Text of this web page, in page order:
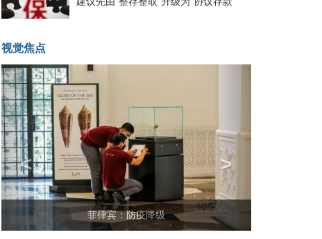
视觉焦点
菲律宾：防疫降级
< >